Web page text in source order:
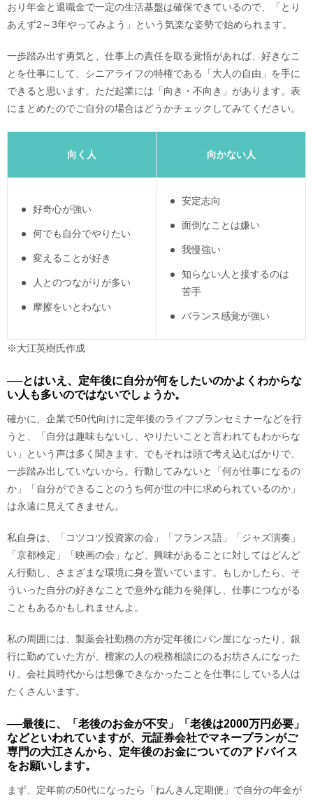
おり年金と退職金で一定の生活基盤は確保できているので、「とり
あえず2～3年やってみよう」という気楽な姿勢で始められます。
一歩踏み出す勇気と、仕事上の責任を取る覚悟があれば、好きなこ
とを仕事にして、シニアライフの特権である「大人の自由」を手に
できると思います。ただ起業には「向き・不向き」があります。表
にまとめたのでご自分の場合はどうかチェックしてみてください。
向く人 向かない人
好奇心が強い
何でも自分でやりたい
変えることが好き
人とのつながりが多い
摩擦をいとわない
安定志向
面倒なことは嫌い
我慢強い
知らない人と接するのは
苦手
バランス感覚が強い
※大江英樹氏作成
──とはいえ、定年後に自分が何をしたいのかよくわからな
い人も多いのではないでしょうか。
確かに、企業で50代向けに定年後のライフプランセミナーなどを行
うと、「自分は趣味もないし、やりたいことと言われてもわからな
い」という声は多く聞きます。でもそれは頭で考え込むばかりで、
一歩踏み出していないから。行動してみないと「何が仕事になるの
か」「自分ができることのうち何が世の中に求められているのか」
は永遠に見えてきません。
私自身は、「コツコツ投資家の会」「フランス語」「ジャズ演奏」
「京都検定」「映画の会」など、興味があることに対してはどんど
ん行動し、さまざまな環境に身を置いています。もしかしたら、そ
ういった自分の好きなことで意外な能力を発揮し、仕事につながる
こともあるかもしれませんよ。
私の周囲には、製薬会社勤務の方が定年後にパン屋になったり、銀
行に勤めていた方が、檀家の人の税務相談にのるお坊さんになった
り。会社員時代からは想像できなかったことを仕事にしている人は
たくさんいます。
──最後に、「老後のお金が不安」「老後は2000万円必要」
などといわれていますが、元証券会社でマネープランがご
専門の大江さんから、定年後のお金についてのアドバイス
をお願いします。
まず、定年前の50代になったら「ねんきん定期便」で自分の年金が